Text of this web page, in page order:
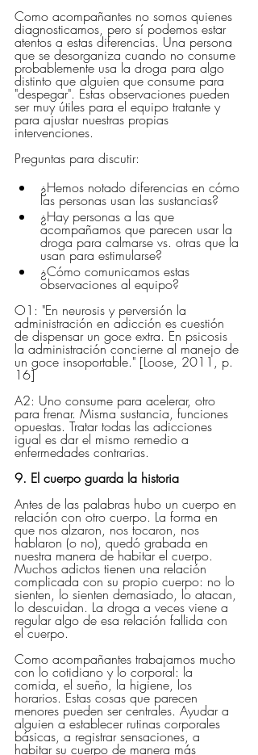
Como acompañantes no somos quienes
diagnosticamos, pero sí podemos estar
atentos a estas diferencias. Una persona
que se desorganiza cuando no consume
probablemente usa la droga para algo
distinto que alguien que consume para
"despegar". Estas observaciones pueden
ser muy útiles para el equipo tratante y
para ajustar nuestras propias
intervenciones.
Preguntas para discutir:
¿Hemos notado diferencias en cómo
las personas usan las sustancias?
¿Hay personas a las que
acompañamos que parecen usar la
droga para calmarse vs. otras que la
usan para estimularse?
¿Cómo comunicamos estas
observaciones al equipo?
O1: "En neurosis y perversión la
administración en adicción es cuestión
de dispensar un goce extra. En psicosis
la administración concierne al manejo de
un goce insoportable." [Loose, 2011, p.
16]
A2: Uno consume para acelerar, otro
para frenar. Misma sustancia, funciones
opuestas. Tratar todas las adicciones
igual es dar el mismo remedio a
enfermedades contrarias.
9. El cuerpo guarda la historia
Antes de las palabras hubo un cuerpo en
relación con otro cuerpo. La forma en
que nos alzaron, nos tocaron, nos
hablaron (o no), quedó grabada en
nuestra manera de habitar el cuerpo.
Muchos adictos tienen una relación
complicada con su propio cuerpo: no lo
sienten, lo sienten demasiado, lo atacan,
lo descuidan. La droga a veces viene a
regular algo de esa relación fallida con
el cuerpo.
Como acompañantes trabajamos mucho
con lo cotidiano y lo corporal: la
comida, el sueño, la higiene, los
horarios. Estas cosas que parecen
menores pueden ser centrales. Ayudar a
alguien a establecer rutinas corporales
básicas, a registrar sensaciones, a
habitar su cuerpo de manera más